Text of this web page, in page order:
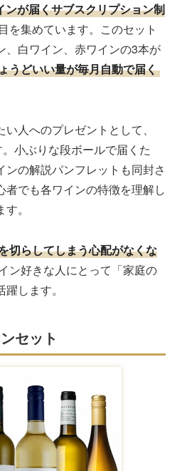
ンが届くサブスクリプション制
を集めています。このセット
、白ワイン、赤ワインの3本が
うどいい量が毎月自動で届く
人へのプレゼントとして、
小ぶりな段ボールで届くた
の解説パンフレットも同封さ
でも各ワインの特徴を理解し
。
切らしてしまう心配がなくな
ン好きな人にとって「家庭の
します。
セット